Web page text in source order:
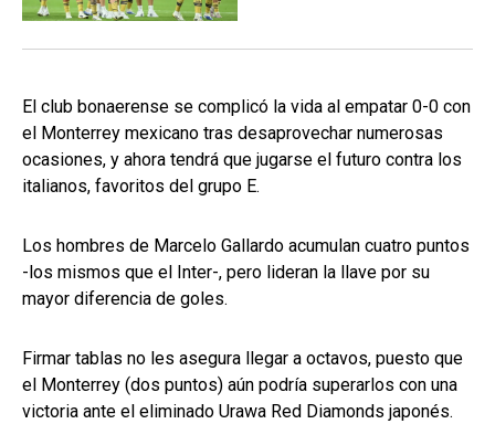
El club bonaerense se complicó la vida al empatar 0-0 con
el Monterrey mexicano tras desaprovechar numerosas
ocasiones, y ahora tendrá que jugarse el futuro contra los
italianos, favoritos del grupo E.
Los hombres de Marcelo Gallardo acumulan cuatro puntos
-los mismos que el Inter-, pero lideran la llave por su
mayor diferencia de goles.
Firmar tablas no les asegura llegar a octavos, puesto que
el Monterrey (dos puntos) aún podría superarlos con una
victoria ante el eliminado Urawa Red Diamonds japonés.